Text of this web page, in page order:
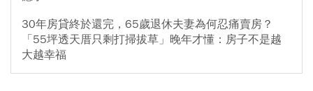
30年房貸終於還完，65歲退休夫妻為何忍痛賣房？
「55坪透天厝只剩打掃拔草」晚年才懂：房子不是越
大越幸福